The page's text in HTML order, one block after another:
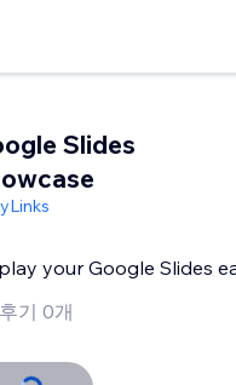
Slides
your Google Slides
후기 0개